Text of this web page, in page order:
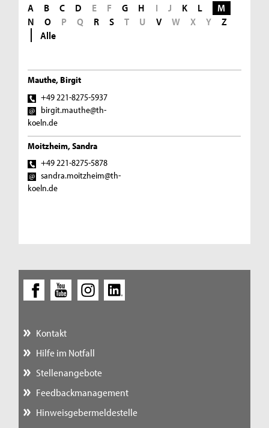
A B C D E F G H I J K L
M
N
O P Q R S T U V W X Y
Z
Alle
Mauthe, Birgit
+49 221-8275-5937
birgit.mauthe@th-
koeln.de
Moitzheim, Sandra
+49 221-8275-5878
sandra.moitzheim@th-
koeln.de
Kontakt
Hilfe im Notfall
Stellenangebote
Feedbackmanagement
Hinweisgebermeldestelle